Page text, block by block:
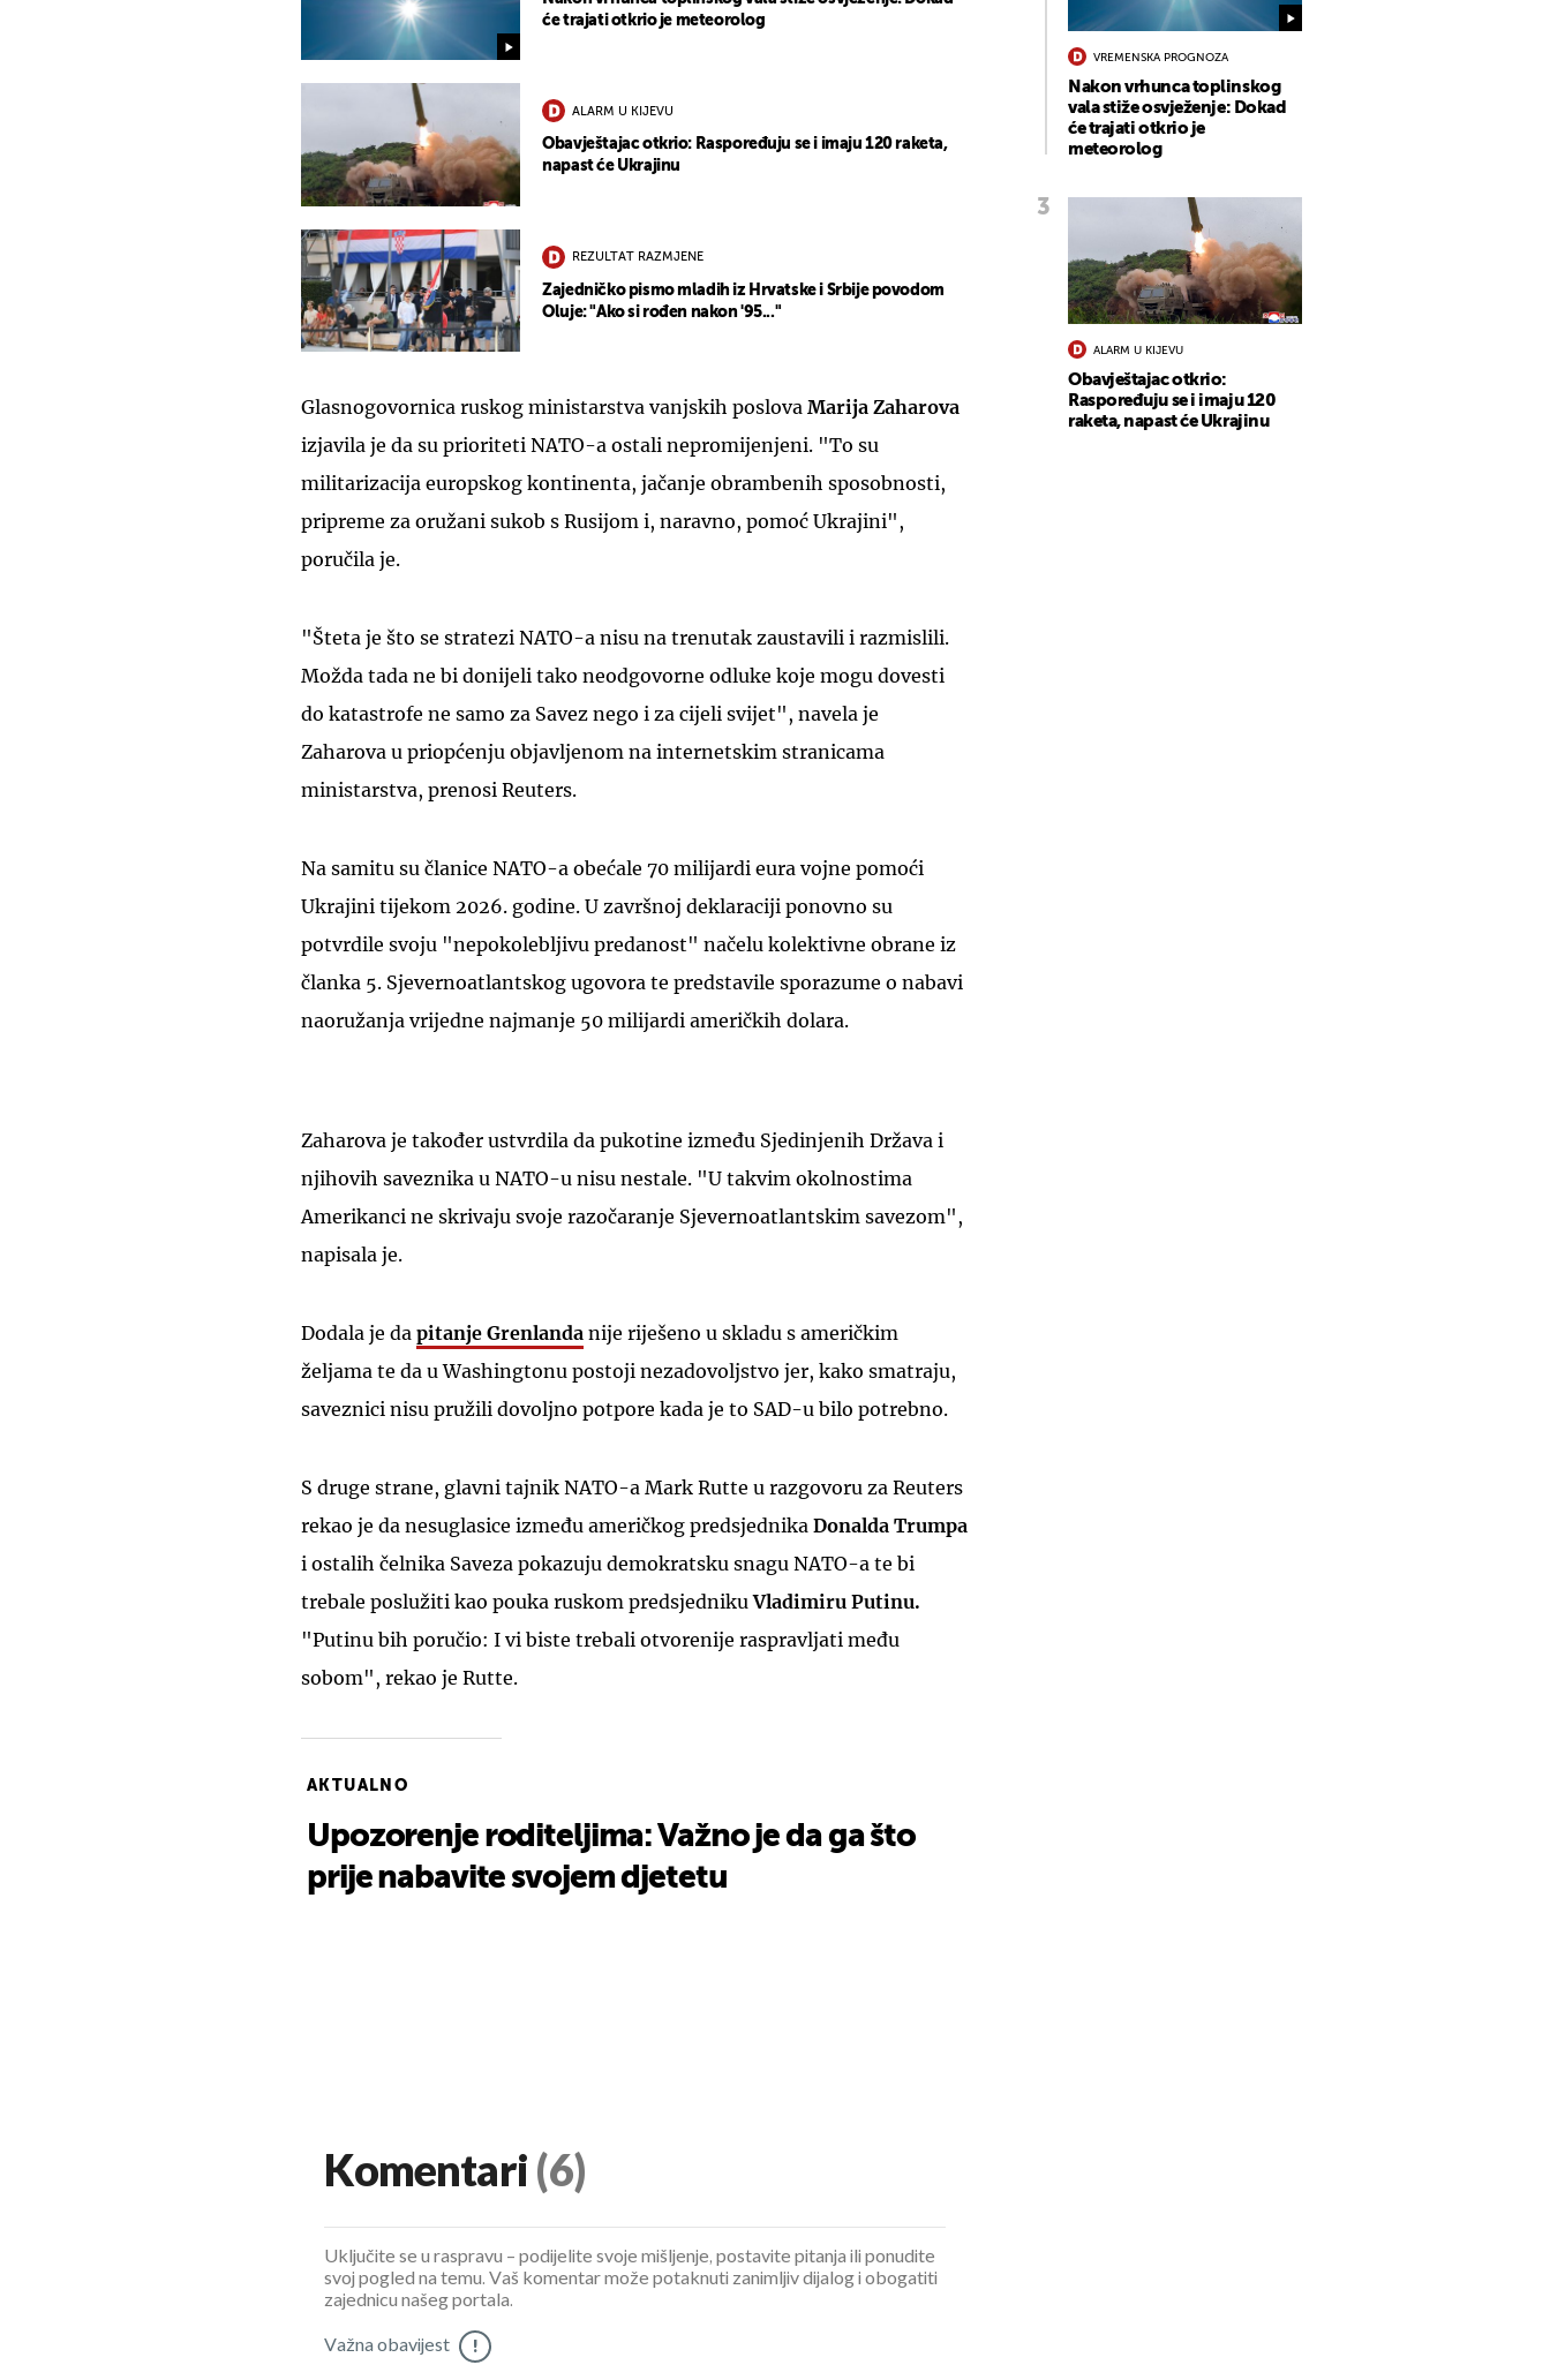
će trajati otkrio je meteorolog
ALARM U KIJEVU
Obavještajac otkrio: Raspoređuju se i imaju 120 raketa,
napast će Ukrajinu
REZULTAT RAZMJENE
Zajedničko pismo mladih iz Hrvatske i Srbije povodom
Oluje: "Ako si rođen nakon '95..."
Glasnogovornica ruskog ministarstva vanjskih poslova Marija Zaharova
izjavila je da su prioriteti NATO-a ostali nepromijenjeni. "To su
militarizacija europskog kontinenta, jačanje obrambenih sposobnosti,
pripreme za oružani sukob s Rusijom i, naravno, pomoć Ukrajini",
poručila je.
"Šteta je što se stratezi NATO-a nisu na trenutak zaustavili i razmislili.
Možda tada ne bi donijeli tako neodgovorne odluke koje mogu dovesti
do katastrofe ne samo za Savez nego i za cijeli svijet", navela je
Zaharova u priopćenju objavljenom na internetskim stranicama
ministarstva, prenosi Reuters.
Na samitu su članice NATO-a obećale 70 milijardi eura vojne pomoći
Ukrajini tijekom 2026. godine. U završnoj deklaraciji ponovno su
potvrdile svoju "nepokolebljivu predanost" načelu kolektivne obrane iz
članka 5. Sjevernoatlantskog ugovora te predstavile sporazume o nabavi
naoružanja vrijedne najmanje 50 milijardi američkih dolara.
Zaharova je također ustvrdila da pukotine između Sjedinjenih Država i
njihovih saveznika u NATO-u nisu nestale. "U takvim okolnostima
Amerikanci ne skrivaju svoje razočaranje Sjevernoatlantskim savezom",
napisala je.
Dodala je da pitanje Grenlanda nije riješeno u skladu s američkim
željama te da u Washingtonu postoji nezadovoljstvo jer, kako smatraju,
saveznici nisu pružili dovoljno potpore kada je to SAD-u bilo potrebno.
S druge strane, glavni tajnik NATO-a Mark Rutte u razgovoru za Reuters
rekao je da nesuglasice između američkog predsjednika Donalda Trumpa
i ostalih čelnika Saveza pokazuju demokratsku snagu NATO-a te bi
trebale poslužiti kao pouka ruskom predsjednikuVladimiru Putinu.
"Putinu bih poručio: I vi biste trebali otvorenije raspravljati među
sobom", rekao je Rutte.
AKTUALNO
Upozorenje roditeljima: Važno je da ga što
prije nabavite svojem djetetu
VREMENSKA PROGNOZA
Nakon vrhunca toplinskog
vala stiže osvježenje: Dokad
će trajati otkrio je
meteorolog
ALARM U KIJEVU
Obavještajac otkrio:
Raspoređuju se i imaju 120
raketa, napast će Ukrajinu
Komentari (6)
Uključite se u raspravu – podijelite svoje mišljenje, postavite pitanja ili ponudite
svoj pogled na temu. Vaš komentar može potaknuti zanimljiv dijalog i obogatiti
zajednicu našeg portala.
Važna obavijest !
UKLJUČITE NOTIFIKACIJE